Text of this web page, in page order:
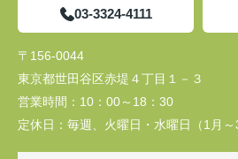
03-3324-4111
〒156-0044
東京都世田谷区赤堤４丁目１－３
営業時間： 10：00～18：30
定休日： 毎週、火曜日・水曜日（1月～